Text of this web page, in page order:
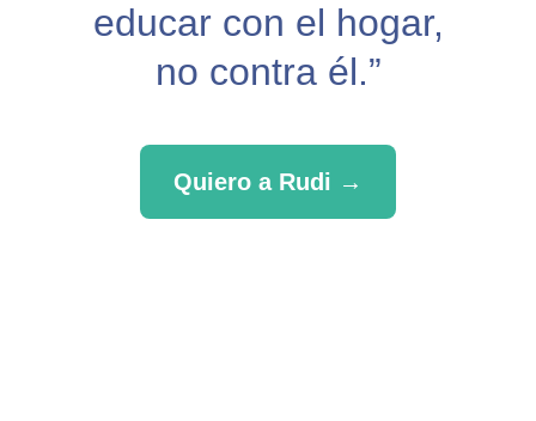
educar con el hogar,
no contra él.”
Quiero a Rudi →